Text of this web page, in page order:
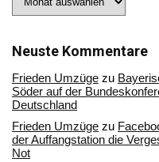
Sie
Archiv
Neuste Kommentare
Frieden Umzüge zu
Söder auf der
Deutschland
Frieden Umzüge zu
der Auffangstation die
Not